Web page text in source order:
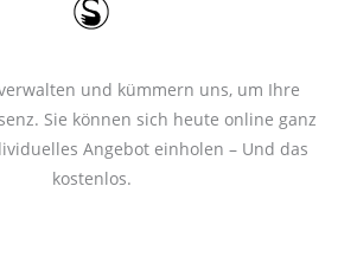
und kümmern uns, um Ihre
Sie können sich heute online ganz
Angebot einholen – Und das
kostenlos.